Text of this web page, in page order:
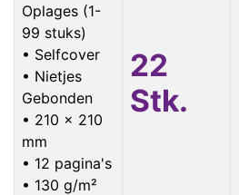
Oplages (1-
99 stuks)
• Selfcover
• Nietjes
Gebonden
• 210 x 210
mm
• 12 pagina's
• 130 g/m²
22
Stk.